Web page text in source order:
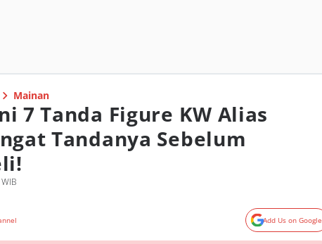
Mainan
7 Tanda Figure KW Alias
Tandanya Sebelum
Add Us on Google